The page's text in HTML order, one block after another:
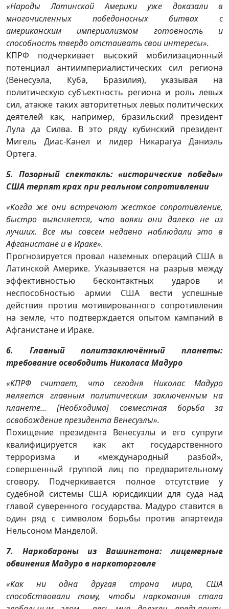
«Народы Латинской Америки уже доказали в
многочисленных победоносных битвах с
американским империализмом готовность и
способность твердо отстаивать свои интересы».
КПРФ подчеркивает высокий мобилизационный
потенциал антиимпериалистических сил региона
(Венесуэла, Куба, Бразилия), указывая на
политическую субъектность региона и роль левых
сил, атакже таких авторитетных левых политических
деятелей как, например, бразильский президент
Лула да Силва. В это ряду кубинский президент
Мигель Диас-Канел и лидер Никарагуа Даниэль
Ортега.
5. Позорный спектакль: «исторические победы»
США терпят крах при реальном сопротивлении
«Когда же они встречают жесткое сопротивление,
быстро выясняется, что вояки они далеко не из
лучших. Все мы совсем недавно наблюдали это в
Афганистане и в Ираке».
Прогнозируется провал наземных операций США в
Латинской Америке. Указывается на разрыв между
эффективностью бесконтактных ударов и
неспособностью армии США вести успешные
действия против мотивированного сопротивления
на земле, что подтверждается опытом кампаний в
Афганистане и Ираке.
6. Главный политзаключённый планеты:
требование освободить Николаса Мадуро
«КПРФ считает, что сегодня Николас Мадуро
является главным политическим заключенным на
планете... [Необходима] совместная борьба за
освобождение президента Венесуэлы».
Похищение президента Венесуэлы и его супруги
квалифицируется как акт государственного
терроризма и «международный разбой»,
совершенный группой лиц по предварительному
сговору. Подчеркивается полное отсутствие у
судебной системы США юрисдикции для суда над
главой суверенного государства. Мадуро ставится в
один ряд с символом борьбы против апартеида
Нельсоном Манделой.
7. Наркобароны из Вашингтона: лицемерные
обвинения Мадуро в наркоторговле
«Как ни одна другая страна мира, США
способствовали тому, чтобы наркомания стала